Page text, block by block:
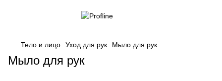
Тело и лицо Уход для рук Мыло для рук
Мыло для рук